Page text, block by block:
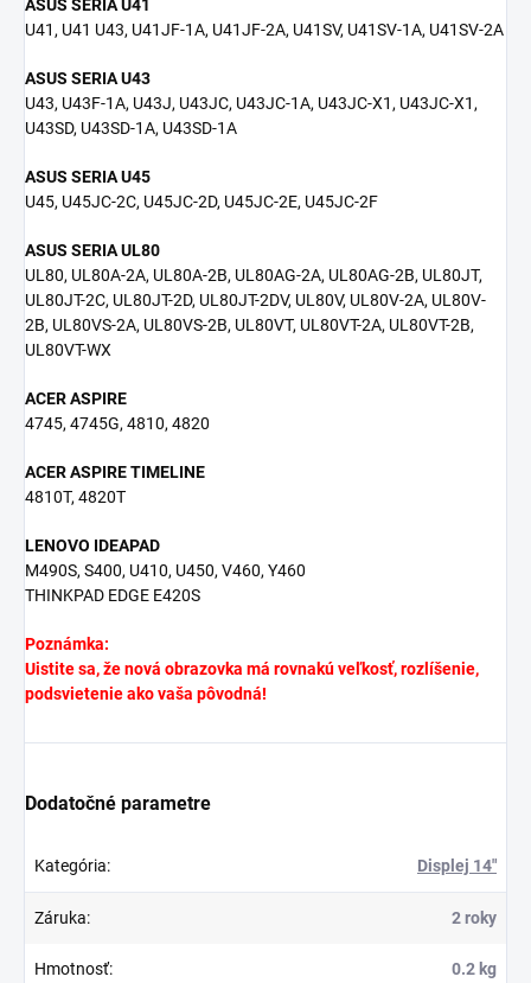
ASUS SERIA U41
U41, U41 U43, U41JF-1A, U41JF-2A, U41SV, U41SV-1A, U41SV-2A
ASUS SERIA U43
U43, U43F-1A, U43J, U43JC, U43JC-1A, U43JC-X1, U43JC-X1,
U43SD, U43SD-1A, U43SD-1A
ASUS SERIA U45
U45, U45JC-2C, U45JC-2D, U45JC-2E, U45JC-2F
ASUS SERIA UL80
UL80, UL80A-2A, UL80A-2B, UL80AG-2A, UL80AG-2B, UL80JT,
UL80JT-2C, UL80JT-2D, UL80JT-2DV, UL80V, UL80V-2A, UL80V-
2B, UL80VS-2A, UL80VS-2B, UL80VT, UL80VT-2A, UL80VT-2B,
UL80VT-WX
ACER ASPIRE
4745, 4745G, 4810, 4820
ACER ASPIRE TIMELINE
4810T, 4820T
LENOVO IDEAPAD
M490S, S400, U410, U450, V460, Y460
THINKPAD EDGE E420S
Poznámka:
Uistite sa, že nová obrazovka má rovnakú veľkosť, rozlíšenie,
podsvietenie ako vaša pôvodná!
Dodatočné parametre
Kategória: Displej 14"
Záruka: 2 roky
Hmotnosť: 0.2 kg